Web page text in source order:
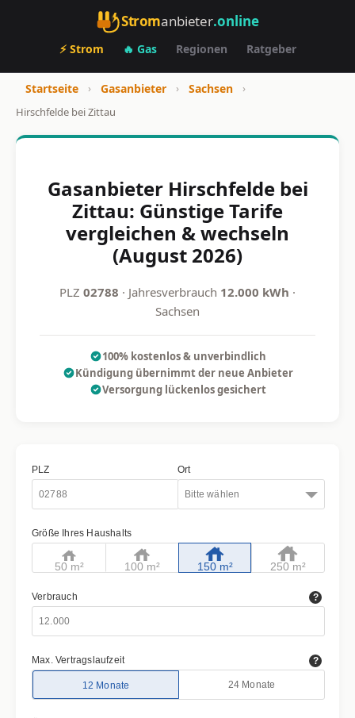
Stromanbieter.online
⚡ Strom 🔥 Gas Regionen Ratgeber
Startseite › Gasanbieter › Sachsen
›
Hirschfelde bei Zittau
Gasanbieter Hirschfelde bei
Zittau: Günstige Tarife
vergleichen & wechseln
(August 2026)
PLZ 02788 · Jahresverbrauch 12.000 kWh ·
Sachsen
100% kostenlos & unverbindlich
Kündigung übernimmt der neue Anbieter
Versorgung lückenlos gesichert